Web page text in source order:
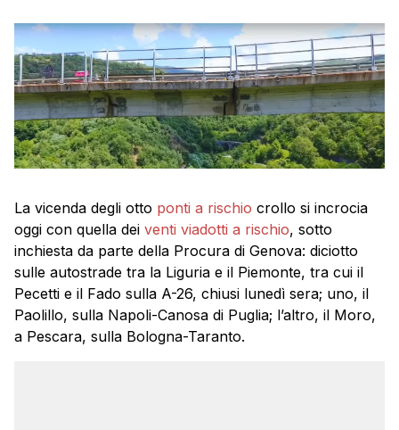
La vicenda degli otto ponti a rischio crollo si incrocia
oggi con quella dei venti viadotti a rischio, sotto
inchiesta da parte della Procura di Genova: diciotto
sulle autostrade tra la Liguria e il Piemonte, tra cui il
Pecetti e il Fado sulla A-26, chiusi lunedì sera; uno, il
Paolillo, sulla Napoli-Canosa di Puglia; l’altro, il Moro,
a Pescara, sulla Bologna-Taranto.